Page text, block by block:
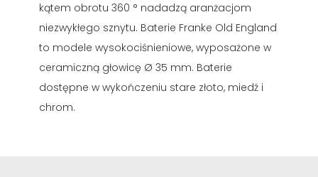
kątem obrotu 360 ° nadadzą aranżacjom
niezwykłego sznytu. Baterie Franke Old England
to modele wysokociśnieniowe, wyposażone w
ceramiczną głowicę Ø 35 mm. Baterie
dostępne w wykończeniu stare złoto, miedź i
chrom.